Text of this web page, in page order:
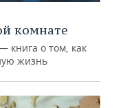
комнате
книга о том, как
жизнь